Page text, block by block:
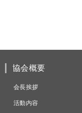
協会概要
会長挨拶
活動内容